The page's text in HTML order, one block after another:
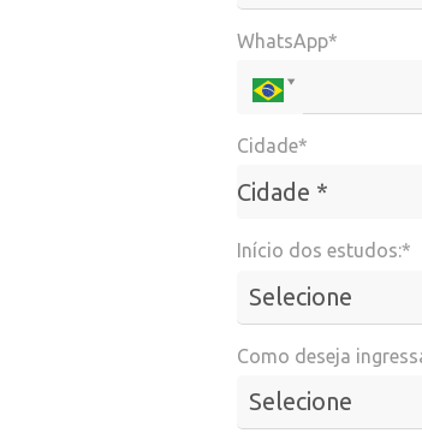
WhatsApp*
Cidade*
Cidade *
Cidade*
Início dos estudos:*
Como deseja